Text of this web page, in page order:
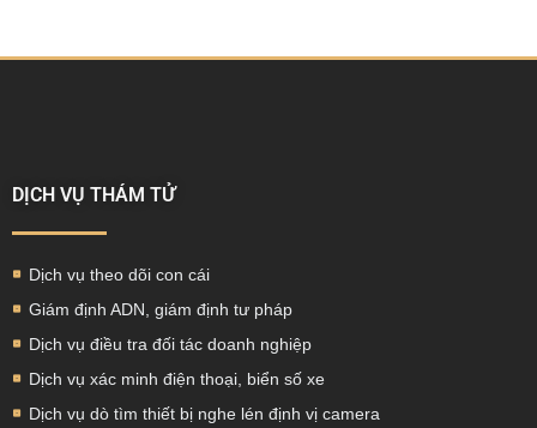
DỊCH VỤ THÁM TỬ
Dịch vụ theo dõi con cái
Giám định ADN, giám định tư pháp
Dịch vụ điều tra đối tác doanh nghiệp
Dịch vụ xác minh điện thoại, biển số xe
Dịch vụ dò tìm thiết bị nghe lén định vị camera